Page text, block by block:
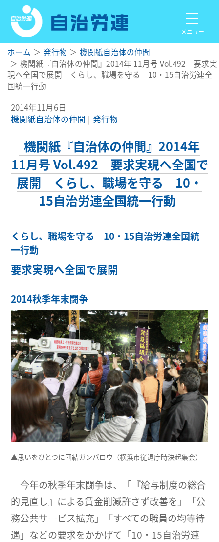
メニュー
ホーム 発行物
機関紙自治体の仲間
機関紙『自治体の仲間』2014年 11月号 Vol.492 要求実
現へ全国で展開 くらし、職場を守る 10・15自治労連全
国統一行動
2014年11月6日
機関紙自治体の仲間
発行物
機関紙『自治体の仲間』2014年
11月号 Vol.492 要求実現へ全国で
展開 くらし、職場を守る 10・
15自治労連全国統一行動
くらし、職場を守る 10・15自治労連全国統
一行動
要求実現へ全国で展開
2014秋季年末闘争
▲思いをひとつに団結ガンバロウ（横浜市従退庁時決起集会）
今年の秋季年末闘争は、「『給与制度の総合
的見直し』による賃金削減許さず改善を」「公
務公共サービス拡充」「すべての職員の均等待
遇」などの要求をかかげて「10・15自治労連